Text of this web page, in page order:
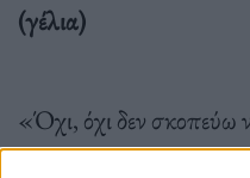
(γέλια)
«Όχι, όχι δεν σκοπεύω
(γέλια). Όμως η